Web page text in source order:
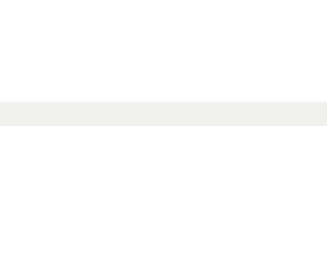
daher besonders robust. Das hat auch
tragen und ist somit für den Einsatz in den sehr
der Alpenregion, dem Erzgebirge oder dem Harz
lokalen Klimazone und der topografischen Höhe des
kann Dir das zuständige Bauamt geben.